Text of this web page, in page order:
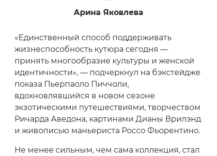
Арина Яковлева
«Единственный способ поддерживать
жизнеспособность кутюра сегодня —
принять многообразие культуры и женской
идентичности», — подчеркнул на бэкстейдже
показа Пьерпаоло Пиччоли,
вдохновлявшийся в новом сезоне
экзотическими путешествиями, творчеством
Ричарда Аведона, картинами Дианы Врилэнд
и живописью маньериста Россо Фьорентино.
Не менее сильным, чем сама коллекция, стал